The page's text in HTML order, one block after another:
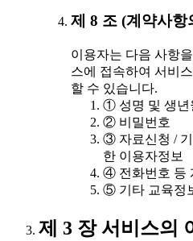
제 8 조 (계약사항
이용자는 다음 사항
스에 접속하여 서비
할 수 있습니다.
① 성명 및 생년
② 비밀번호
③ 자료신청 / 기
한 이용자정보
④ 전화번호 등
⑤ 기타 교육정
제 3 장 서비스의